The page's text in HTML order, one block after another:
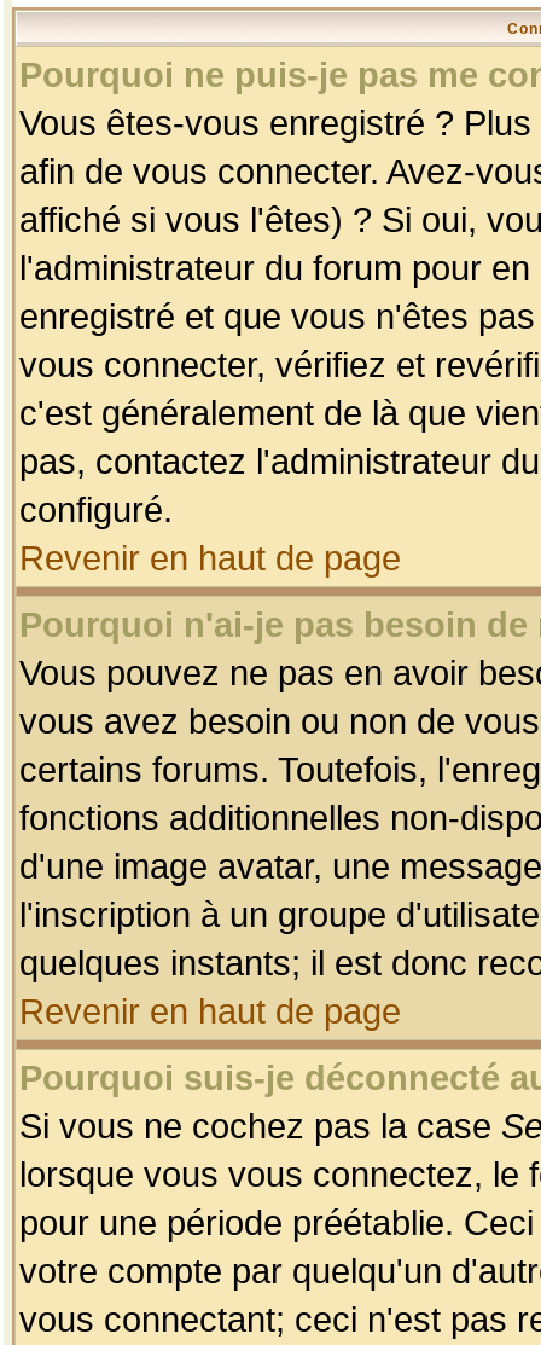
Pourquoi ne puis-je pas me
Vous êtes-vous enregistré ?
afin de vous connecter. Avez-
affiché si vous l'êtes) ? Si oui,
l'administrateur du forum pour
enregistré et que vous n'êtes
vous connecter, vérifiez et
c'est généralement de là que
pas, contactez l'administrateur
configuré.
Revenir en haut de page
Pourquoi n'ai-je pas besoin
Vous pouvez ne pas en avoir
vous avez besoin ou non de
certains forums. Toutefois,
fonctions additionnelles non-
d'une image avatar, une
l'inscription à un groupe
quelques instants; il est donc
Revenir en haut de page
Pourquoi suis-je déconnecté
Si vous ne cochez pas la case
lorsque vous vous connectez, le
pour une période préétablie.
votre compte par quelqu'un
vous connectant; ceci n'est pas